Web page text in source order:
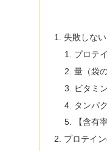
失敗しな
プロテ
量（袋
ビタミ
タンパ
【含有
プロテイ